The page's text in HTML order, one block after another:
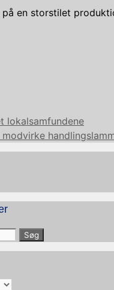
en storstilet
lokalsamfundene